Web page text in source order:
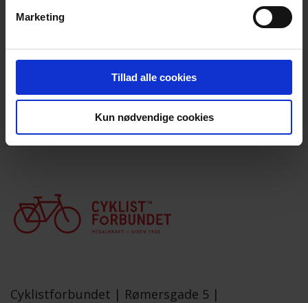
Marketing
Tillad alle cookies
Kun nødvendige cookies
virksomheder, og at virksomheder ofte er en ideel
mere cykling.
Læs mere
Cyklistforbundet | Rømersgade 5 |